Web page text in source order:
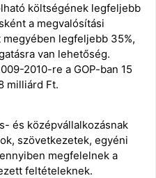
költségének legfeljebb
a megvalósítási
legfeljebb 35%,
van lehetőség.
2010-re a GOP-ban 15
milliárd Ft.
és középvállalkozásnak
szövetkezetek, egyéni
megfelelnek a
feltételeknek.